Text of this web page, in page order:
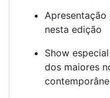
nesta edição
Show
dos maiores